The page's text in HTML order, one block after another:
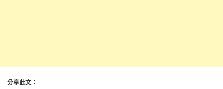
分享此文：